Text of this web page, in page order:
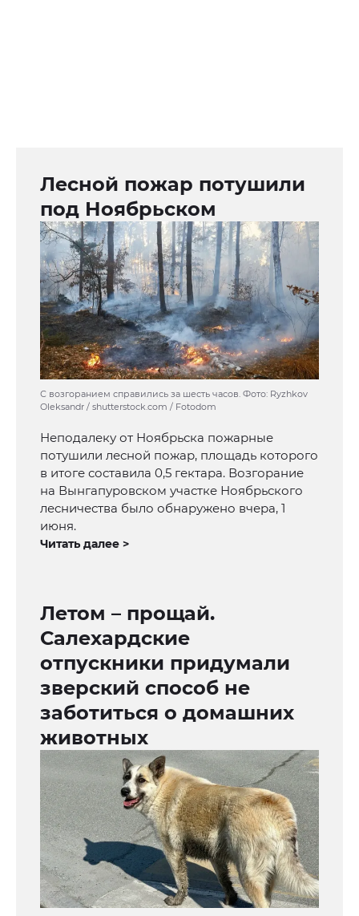
Лесной пожар потушили
под Ноябрьском
С возгоранием справились за шесть часов. Фото: Ryzhkov
Oleksandr / shutterstock.com / Fotodom
Неподалеку от Ноябрьска пожарные
потушили лесной пожар, площадь которого
в итоге составила 0,5 гектара. Возгорание
на Вынгапуровском участке Ноябрьского
лесничества было обнаружено вчера, 1
июня.
Читать далее >
Летом – прощай.
Салехардские
отпускники придумали
зверский способ не
заботиться о домашних
животных